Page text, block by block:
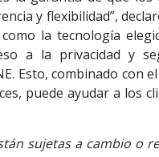
y flexibilidad”,
la tecnología
a la privacidad y
Esto, combinado con
puede ayudar a los
sujetas a cambio o